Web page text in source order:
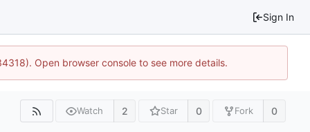
Sign In
Open browser console to see more details.
Watch 2 Star 0 Fork 0